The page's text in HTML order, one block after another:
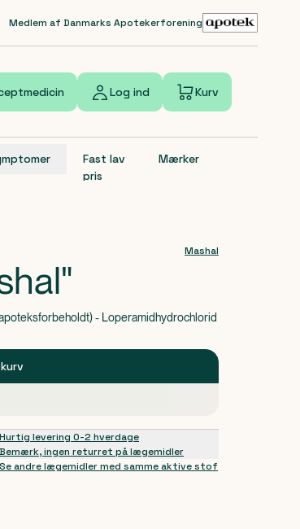
Medlem af Danmarks Apotekerforening
Log ind Kurv
Fast lav
pris
Mærker
Mashal
- Loperamidhydrochlorid
Hurtig levering 0-2 hverdage
Bemærk, ingen returret på lægemidler
Se andre lægemidler med samme aktive stof